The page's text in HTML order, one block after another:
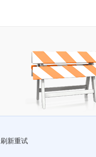
新重试